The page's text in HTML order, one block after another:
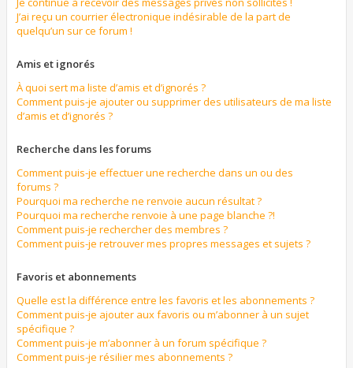
J’ai reçu un courrier électronique indésirable de la part de
quelqu’un sur ce forum !
Amis et ignorés
À quoi sert ma liste d’amis et d’ignorés ?
Comment puis-je ajouter ou supprimer des utilisateurs de ma liste
d’amis et d’ignorés ?
Recherche dans les forums
Comment puis-je effectuer une recherche dans un ou des
forums ?
Pourquoi ma recherche ne renvoie aucun résultat ?
Pourquoi ma recherche renvoie à une page blanche ?!
Comment puis-je rechercher des membres ?
Comment puis-je retrouver mes propres messages et sujets ?
Favoris et abonnements
Quelle est la différence entre les favoris et les abonnements ?
Comment puis-je ajouter aux favoris ou m’abonner à un sujet
spécifique ?
Comment puis-je m’abonner à un forum spécifique ?
Comment puis-je résilier mes abonnements ?